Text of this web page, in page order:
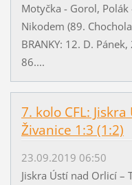
Motyčka - Gorol, Polák
Nikodem (89.
BRANKY: 12. D.
86....
7. kolo CFL:
Živanice 1:3 (1:2)
23.09.2019 06:50
Jiskra Ústí nad Orlicí –